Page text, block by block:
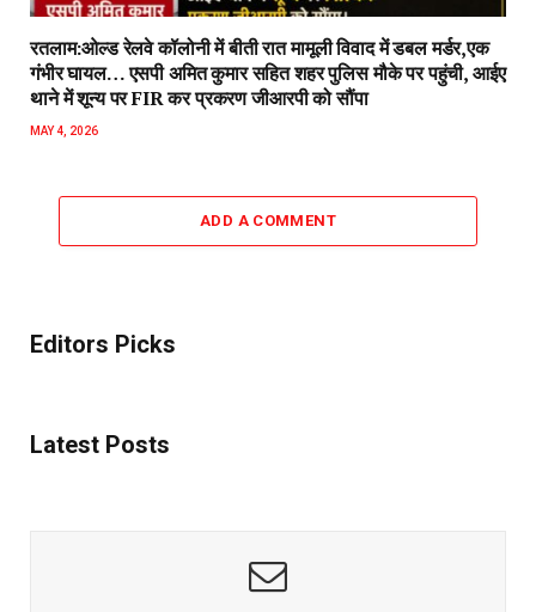
रतलाम:ओल्ड रेलवे कॉलोनी में बीती रात मामूली विवाद में डबल मर्डर,एक
गंभीर घायल… एसपी अमित कुमार सहित शहर पुलिस मौके पर पहुंची, आईए
थाने में शून्य पर FIR कर प्रकरण जीआरपी को सौंपा
MAY 4, 2026
ADD A COMMENT
Editors Picks
Latest Posts